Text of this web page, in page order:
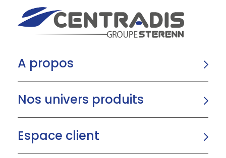
A propos
Nos univers produits
Espace client